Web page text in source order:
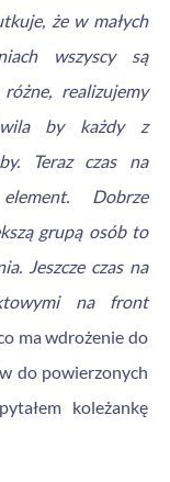
że w małych
wszyscy są
realizujemy
by każdy z
Teraz czas na
Dobrze
grupą osób to
Jeszcze czas na
na front
ma wdrożenie do
do powierzonych
koleżankę